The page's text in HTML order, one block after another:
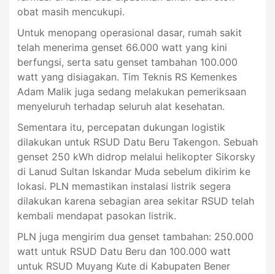
obat masih mencukupi.
Untuk menopang operasional dasar, rumah sakit
telah menerima genset 66.000 watt yang kini
berfungsi, serta satu genset tambahan 100.000
watt yang disiagakan. Tim Teknis RS Kemenkes
Adam Malik juga sedang melakukan pemeriksaan
menyeluruh terhadap seluruh alat kesehatan.
Sementara itu, percepatan dukungan logistik
dilakukan untuk RSUD Datu Beru Takengon. Sebuah
genset 250 kWh didrop melalui helikopter Sikorsky
di Lanud Sultan Iskandar Muda sebelum dikirim ke
lokasi. PLN memastikan instalasi listrik segera
dilakukan karena sebagian area sekitar RSUD telah
kembali mendapat pasokan listrik.
PLN juga mengirim dua genset tambahan: 250.000
watt untuk RSUD Datu Beru dan 100.000 watt
untuk RSUD Muyang Kute di Kabupaten Bener